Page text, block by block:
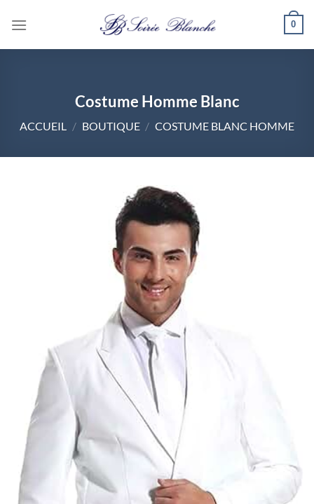
0
Costume Homme Blanc
ACCUEIL / BOUTIQUE / COSTUME BLANC HOMME